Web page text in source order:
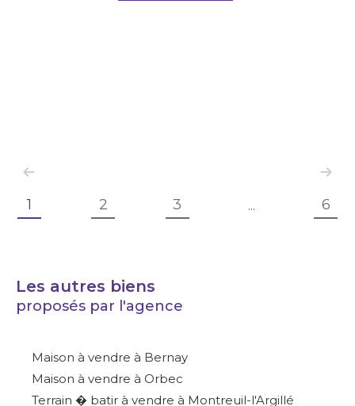
1 2 3 ... 6
Les autres biens
proposés par l'agence
Maison à vendre à Bernay
Maison à vendre à Orbec
Terrain � batir à vendre à Montreuil-l'Argillé